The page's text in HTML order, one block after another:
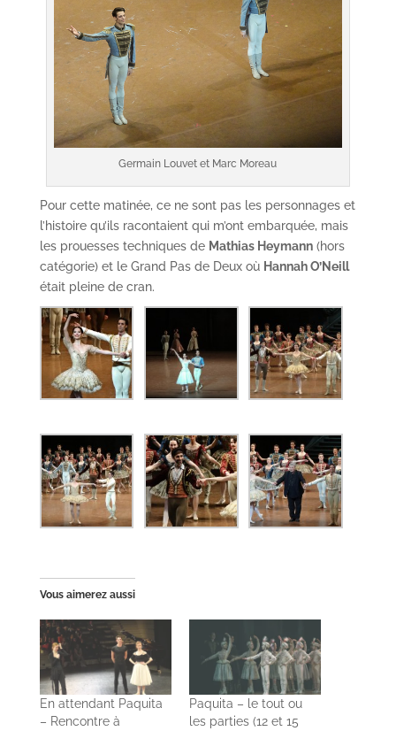
Germain Louvet et Marc Moreau
Pour cette matinée, ce ne sont pas les personnages et
l’histoire qu’ils racontaient qui m’ont embarquée, mais
les prouesses techniques de Mathias Heymann(hors
catégorie) et le Grand Pas de Deux où Hannah O’Neill
était pleine de cran.
Vous aimerez aussi
En attendant Paquita
– Rencontre à
Paquita – le tout ou
les parties (12 et 15